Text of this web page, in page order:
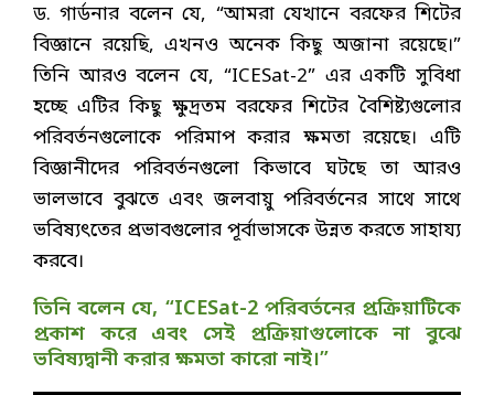
ড. গার্ডনার বলেন যে, “আমরা যেখানে বরফের শিটের
বিজ্ঞানে রয়েছি, এখনও অনেক কিছু অজানা রয়েছে।”
তিনি আরও বলেন যে, “ICESat-2” এর একটি সুবিধা
হচ্ছে এটির কিছু ক্ষুদ্রতম বরফের শিটের বৈশিষ্ট্যগুলোর
পরিবর্তনগুলোকে পরিমাপ করার ক্ষমতা রয়েছে। এটি
বিজ্ঞানীদের পরিবর্তনগুলো কিভাবে ঘটছে তা আরও
ভালভাবে বুঝতে এবং জলবায়ু পরিবর্তনের সাথে সাথে
ভবিষ্যৎতের প্রভাবগুলোর পূর্বাভাসকে উন্নত করতে সাহায্য
করবে।
তিনি বলেন যে, “ICESat-2 পরিবর্তনের প্রক্রিয়াটিকে
প্রকাশ করে এবং সেই প্রক্রিয়াগুলোকে না বুঝে
ভবিষ্যদ্বানী করার ক্ষমতা কারো নাই।”